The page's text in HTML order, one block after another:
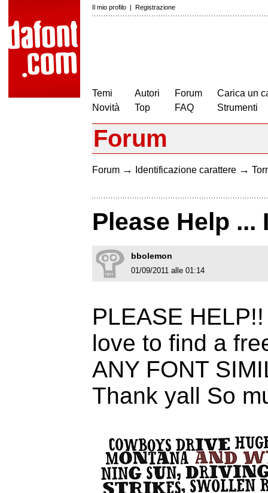
Il mio profilo | Registrazione
Temi
Novità
Autori
Top
Forum
FAQ
Carica un
Strumenti
Forum
Forum → Identificazione carattere →
Please Help
bbolemon
01/09/2011 alle 01:14
PLEASE
love to find a
ANY FONT
Thank yall So